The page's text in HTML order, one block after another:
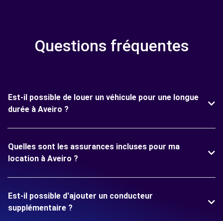
Questions fréquentes
Est-il possible de louer un véhicule pour une longue
durée à Aveiro ?
Quelles sont les assurances incluses pour ma
location à Aveiro ?
Est-il possible d'ajouter un conducteur
supplémentaire ?